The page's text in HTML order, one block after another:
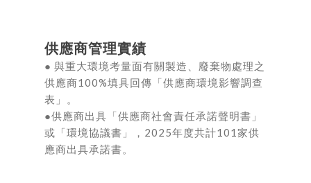
供應商管理實績
● 與重大環境考量面有關製造、廢棄物處理之
供應商100%填具回傳「供應商環境影響調查
表」。
●供應商出具「供應商社會責任承諾聲明書」
或「環境協議書」，2025年度共計101家供
應商出具承諾書。